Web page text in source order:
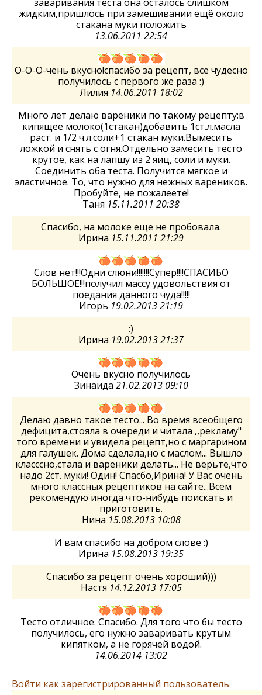
жидким,пришлось при замешивании ещё около
стакана муки положить
13.06.2011 22:54
О-О-О-чень вкусно!спасибо за рецепт, все чудесно
получилось с первого же раза :)
Лилия 14.06.2011 18:02
Много лет делаю вареники по такому рецепту:в
кипящее молоко(1стакан)добавить 1ст.л.масла
раст. и 1/2 ч.л.соли+1 стакан муки.Вымесить
ложкой и снять с огня.Отдельно замесить тесто
крутое, как на лапшу из 2 яиц, соли и муки.
Соединить оба теста. Получится мягкое и
эластичное. То, что нужно для нежных вареников.
Пробуйте, не пожалеете!
Таня 15.11.2011 20:38
Спасибо, на молоке еще не пробовала.
Ирина 15.11.2011 21:29
Слов нет!!!Одни слюни!!!!!!!Супер!!!!СПАСИБО
БОЛЬШОЕ!!!получил массу удовольствия от
поедания данного чуда!!!!!
Игорь 19.02.2013 21:19
:)
Ирина 19.02.2013 21:37
Очень вкусно получилось
Зинаида 21.02.2013 09:10
Делаю давно такое тесто... Во время всеобщего
дефицита,стояла в очереди и читала ,,рекламу"
того времени и увидела рецепт,но с маргарином
для галушек. Дома сделала,но с маслом... Вышло
класссно,стала и вареники делать... Не верьте,что
надо 2ст. муки! Один! Спасбо,Ирина! У Вас очень
много классных рецептиков на сайте...Всем
рекомендую иногда что-нибудь поискать и
приготовить.
Нина 15.08.2013 10:08
И вам спасибо на добром слове :)
Ирина 15.08.2013 19:35
Спасибо за рецепт очень хороший)))
Настя 14.12.2013 17:05
Тесто отличное. Спасибо. Для того что бы тесто
получилось, его нужно заваривать крутым
кипятком, а не горячей водой.
14.06.2014 13:02
Войти как зарегистрированный пользователь.